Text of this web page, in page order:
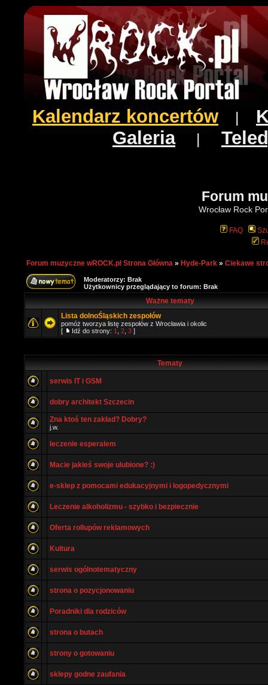
Kalendarz koncertów
Galeria|
Forum
Wrocław Rock
FAQ
Forum muzyczne wROCK.pl Strona Główna » Hyde-Park » Ciekawe
Moderatorzy: Brak
Użytkownicy przeglądający to forum: Brak
Ważne tematy
Lista dolnoŚląskich zespołów
pomóż tworzya listę zespołów z Wrocławia i okolic
[
Idź do strony: 1 2 3 ]
Tematy
serwis IT i GSM
dobry architekt Szczecin
Zna ktoś ten zakład? Dobry?
j.w.
leczenie esperalem
Macie jakieś swoje ulubione? :)
e-sklep z pomocami edukacyjnymi i logopedycznymi
Leczenie alkoholizmu - szybko i bezpiecznie
Oferta rollupów reklamowych
Kultura
serwis ogólnotematyczny
strona o pozycjonowaniu
Poradniki dla rodziców
strona o butach
strony o gotowaniu
sklepy godne zaufania